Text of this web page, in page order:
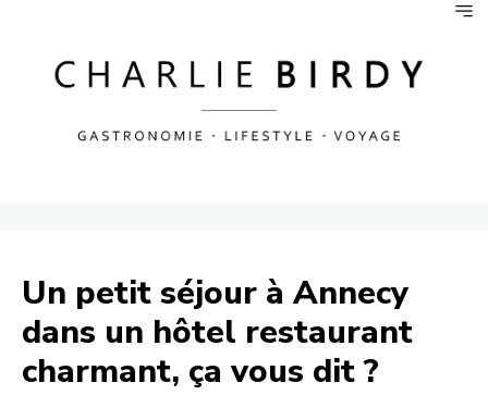
Un petit séjour à Annecy
dans un hôtel restaurant
charmant, ça vous dit ?